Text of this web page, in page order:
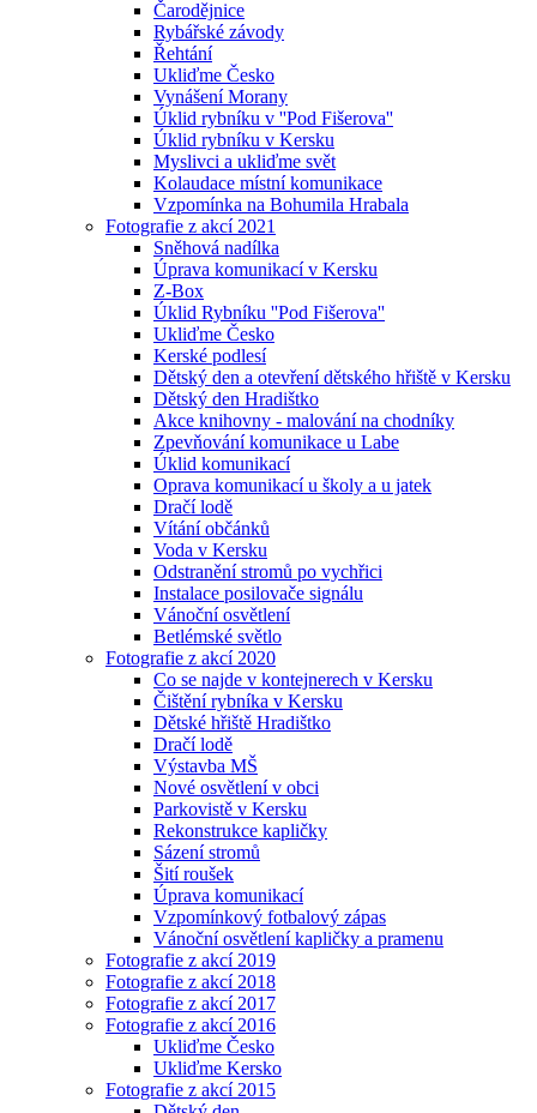
Čarodějnice
Rybářské závody
Řehtání
Ukliďme Česko
Vynášení Morany
Úklid rybníku v ''Pod Fišerova''
Úklid rybníku v Kersku
Myslivci a ukliďme svět
Kolaudace místní komunikace
Vzpomínka na Bohumila Hrabala
Fotografie z akcí 2021
Sněhová nadílka
Úprava komunikací v Kersku
Z-Box
Úklid Rybníku ''Pod Fišerova''
Ukliďme Česko
Kerské podlesí
Dětský den a otevření dětského hřiště v Kersku
Dětský den Hradištko
Akce knihovny - malování na chodníky
Zpevňování komunikace u Labe
Úklid komunikací
Oprava komunikací u školy a u jatek
Dračí lodě
Vítání občánků
Voda v Kersku
Odstranění stromů po vychřici
Instalace posilovače signálu
Vánoční osvětlení
Betlémské světlo
Fotografie z akcí 2020
Co se najde v kontejnerech v Kersku
Čištění rybníka v Kersku
Dětské hřiště Hradištko
Dračí lodě
Výstavba MŠ
Nové osvětlení v obci
Parkovistě v Kersku
Rekonstrukce kapličky
Sázení stromů
Šití roušek
Úprava komunikací
Vzpomínkový fotbalový zápas
Vánoční osvětlení kapličky a pramenu
Fotografie z akcí 2019
Fotografie z akcí 2018
Fotografie z akcí 2017
Fotografie z akcí 2016
Ukliďme Česko
Ukliďme Kersko
Fotografie z akcí 2015